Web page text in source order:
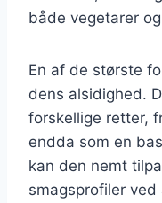
både vegetarer
En af de største
dens alsidighed.
forskellige retter,
endda som en
kan den nemt
smagsprofiler